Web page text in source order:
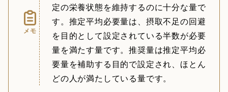
メモ
定の栄養状態を維持するのに十分な量で
す。推定平均必要量は、摂取不足の回避
を目的として設定されている半数が必要
量を満たす量です。推奨量は推定平均必
要量を補助する目的で設定され、ほとん
どの人が満たしている量です。